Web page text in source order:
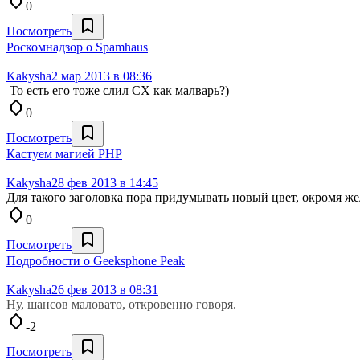
0
Посмотреть
Роскомнадзор о Spamhaus
Kakysha2 мар 2013 в 08:36
То есть его тоже слил СХ как малварь?)
0
Посмотреть
Кастуем магией PHP
Kakysha28 фев 2013 в 14:45
Для такого заголовка пора придумывать новый цвет, окромя
0
Посмотреть
Подробности о Geeksphone Peak
Kakysha26 фев 2013 в 08:31
Ну, шансов маловато, откровенно говоря.
-2
Посмотреть